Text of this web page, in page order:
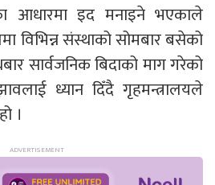
आधारमा इद मनाइने भएकाले
विभिन्न संस्थाको सोमबार बसेको
सार्वजनिक बिदाको माग गरेको
ध्यान दिँदै गृहमन्त्रालयले
।